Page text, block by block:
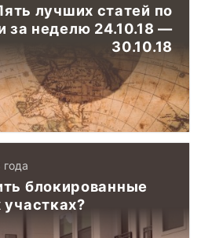
лучших статей по
за неделю 24.10.18 —
30.10.18
блокированные